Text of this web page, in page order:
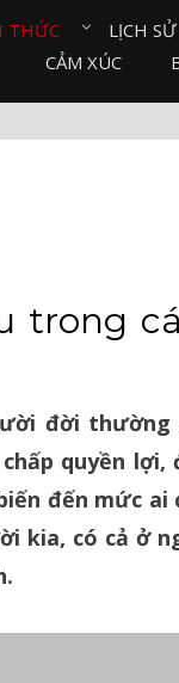
THỨC⠀ LỊCH SỬ⠀
CẢM XÚC⠀
trong
đời thường
quyền lợi,
đến mức ai
kia, có cả ở